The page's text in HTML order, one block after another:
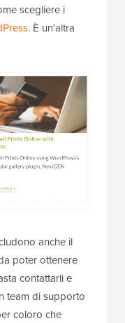
scegliere i
. È un'altra
anche il
poter ottenere
contattarli e
team di supporto
coloro che